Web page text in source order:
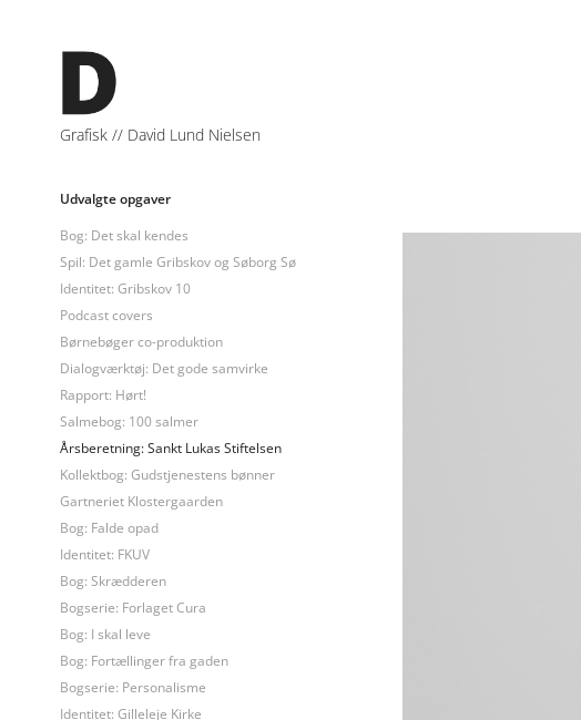
Grafisk // David Lund Nielsen
Udvalgte opgaver
Bog: Det skal kendes
Spil: Det gamle Gribskov og Søborg Sø
Identitet: Gribskov 10
Podcast covers
Børnebøger co-produktion
Dialogværktøj: Det gode samvirke
Rapport: Hørt!
Salmebog: 100 salmer
Årsberetning: Sankt Lukas Stiftelsen
Kollektbog: Gudstjenestens bønner
Gartneriet Klostergaarden
Bog: Falde opad
Identitet: FKUV
Bog: Skrædderen
Bogserie: Forlaget Cura
Bog: I skal leve
Bog: Fortællinger fra gaden
Bogserie: Personalisme
Identitet: Gilleleje Kirke